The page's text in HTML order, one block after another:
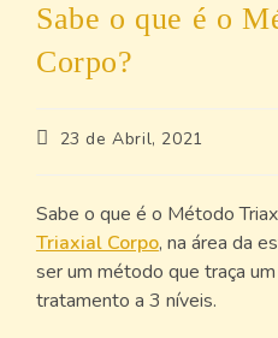
Sabe o que é o
Corpo?
23 de Abril, 2021
Sabe o que é o Método
Triaxial Corpo, na área da
ser um método que traça
tratamento a 3 níveis.